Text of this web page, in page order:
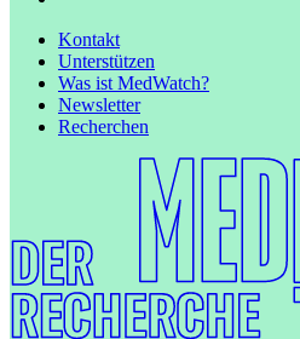
Kontakt
Unterstützen
Was ist MedWatch?
Newsletter
Recherchen